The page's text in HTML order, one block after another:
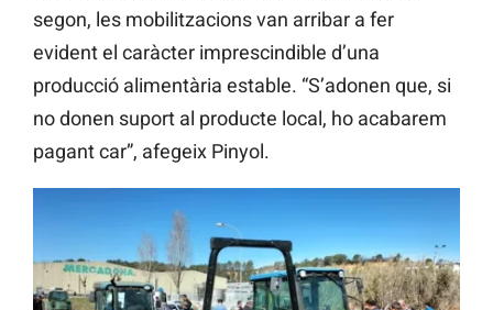
segon, les mobilitzacions van arribar a fer
evident el caràcter imprescindible d’una
producció alimentària estable. “S’adonen que, si
no donen suport al producte local, ho acabarem
pagant car”, afegeix Pinyol.